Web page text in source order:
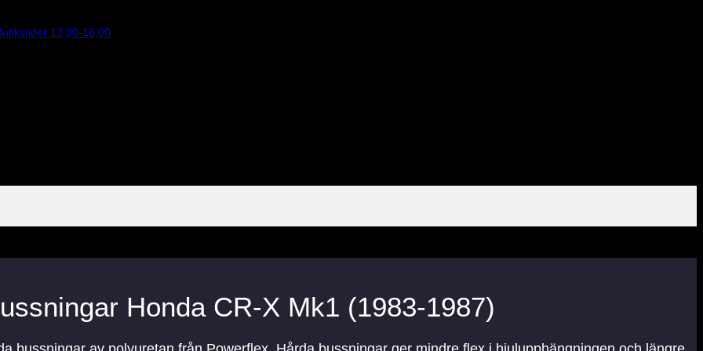
12,30-16,00
Honda CR-X Mk1 (1983-1987)